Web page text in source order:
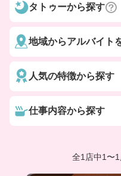
タトゥーから探す
地域からアルバイト
人気の特徴から探す
仕事内容から探す
全1店中1 〜